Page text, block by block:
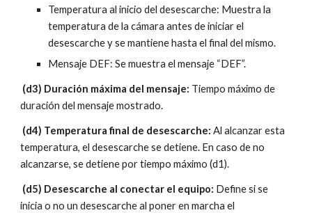
Temperatura al inicio del desescarche: Muestra la
temperatura de la cámara antes de iniciar el
desescarche y se mantiene hasta el final del mismo.
Mensaje DEF: Se muestra el mensaje “DEF”.
(d3) Duración máxima del mensaje: Tiempo máximo de
duración del mensaje mostrado.
(d4) Temperatura final de desescarche: Al alcanzar esta
temperatura, el desescarche se detiene. En caso de no
alcanzarse, se detiene por tiempo máximo (d1).
(d5) Desescarche al conectar el equipo: Define si se
inicia o no un desescarche al poner en marcha el